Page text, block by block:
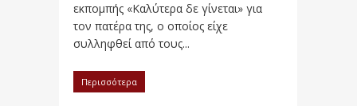
εκπομπής «Καλύτερα δε γίνεται» για
τον πατέρα της, ο οποίος είχε
συλληφθεί από τους...
Περισσότερα